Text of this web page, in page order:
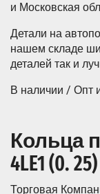
и Московская
Детали на
нашем складе
деталей так и
В наличии / Опт
Кольца
4LE1 (0.
Торговая